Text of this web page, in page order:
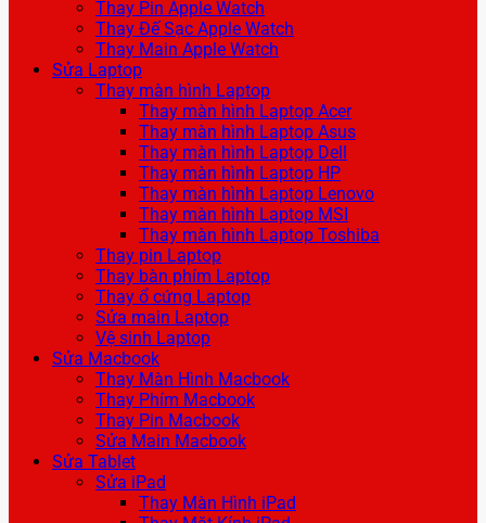
Thay Pin Apple Watch
Thay Đế Sạc Apple Watch
Thay Main Apple Watch
Sửa Laptop
Thay màn hình Laptop
Thay màn hình Laptop Acer
Thay màn hình Laptop Asus
Thay màn hình Laptop Dell
Thay màn hình Laptop HP
Thay màn hình Laptop Lenovo
Thay màn hình Laptop MSI
Thay màn hình Laptop Toshiba
Thay pin Laptop
Thay bàn phím Laptop
Thay ổ cứng Laptop
Sửa main Laptop
Vệ sinh Laptop
Sửa Macbook
Thay Màn Hình Macbook
Thay Phím Macbook
Thay Pin Macbook
Sửa Main Macbook
Sửa Tablet
Sửa iPad
Thay Màn Hình iPad